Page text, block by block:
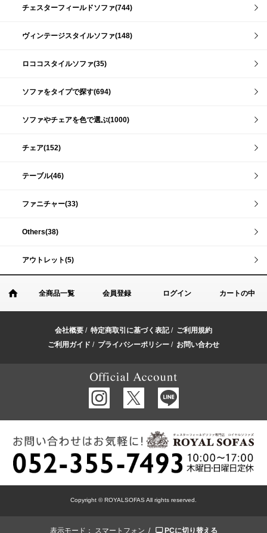
チェスターフィールドソファ(744)
ヴィンテージスタイルソファ(148)
ロココスタイルソファ(35)
ソファをタイプで探す(694)
ソファやチェアを色で選ぶ(1000)
チェア(152)
テーブル(46)
ファニチャー(33)
Others(38)
アウトレット(5)
全商品一覧 会員登録 ログイン カートの中
会社概要 / 特定商取引に基づく表記/ ご利用規約
ご利用ガイド / プライバシーポリシー / お問い合わせ
Copyright © ROYALSOFAS All rights reserved.
表示モード： スマートフォン / PCに切り替える